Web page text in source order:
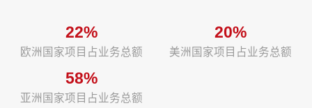
22%
欧洲国家项目占业务总额
20%
美洲国家项目占业务总额
58%
亚洲国家项目占业务总额